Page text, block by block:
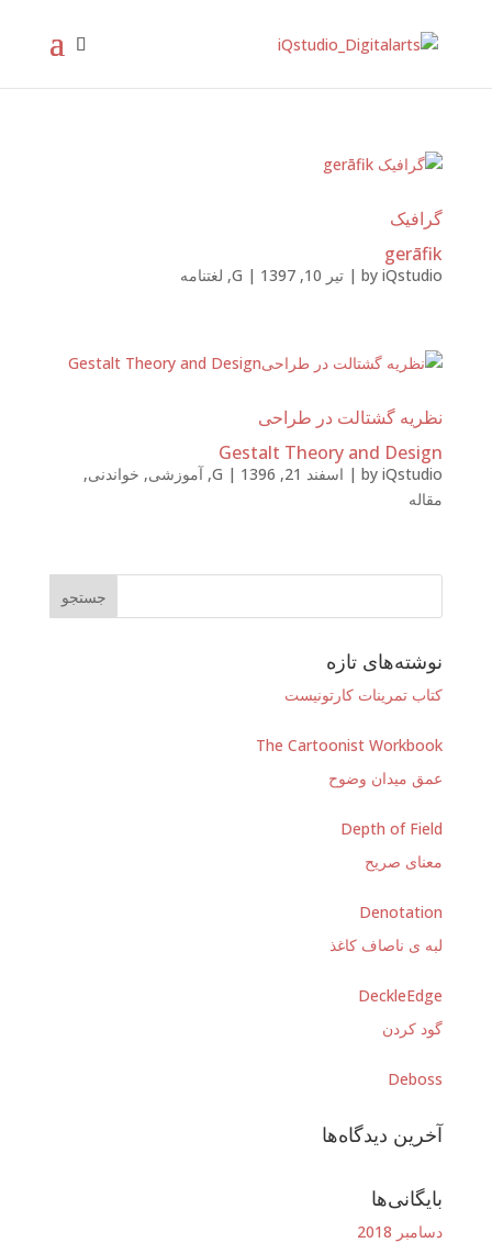
گرافیک
gerāfik
byiQstudio
| تیر 10, 1397 |
G
, لغتنامه
نظریه گشتالت در طراحی
Gestalt Theory and Design
byiQstudio
| اسفند 21, 1396 |
G
,آموزشی, خواندنی,
مقاله
نوشته‌های تازه
کتاب تمرینات کارتونیست
The Cartoonist Workbook
عمق میدان وضوح
Depth of Field
معنای صریح
Denotation
لبه ی ناصاف کاغذ
DeckleEdge
گود کردن
Deboss
آخرین دیدگاه‌ها
بایگانی‌ها
دسامبر 2018